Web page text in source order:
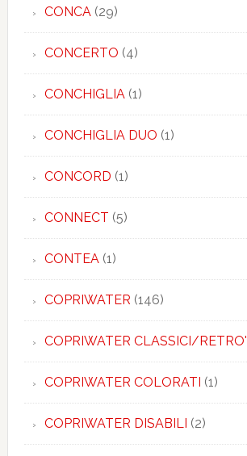
CONCA(29)
CONCERTO (4)
CONCHIGLIA(1)
CONCHIGLIA DUO (1)
CONCORD (1)
CONNECT (5)
CONTEA(1)
COPRIWATER (146)
COPRIWATER CLASSICI/RETRO'
COPRIWATER COLORATI (1)
COPRIWATER DISABILI (2)